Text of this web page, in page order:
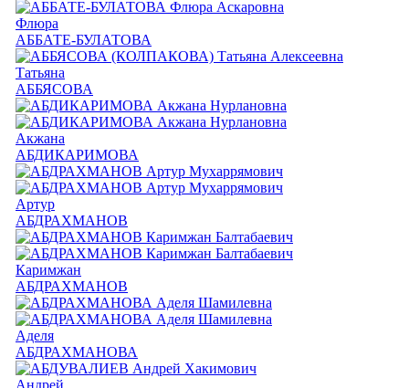
Флюра
АББАТЕ-БУЛАТОВА
Татьяна
АББЯСОВА
Акжана
АБДИКАРИМОВА
Артур
АБДРАХМАНОВ
Каримжан
АБДРАХМАНОВ
Аделя
АБДРАХМАНОВА